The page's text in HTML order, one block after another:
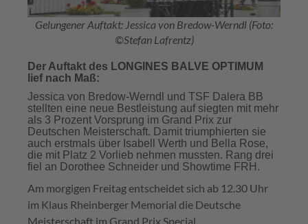
Gelungener Auftakt: Jessica von Bredow-Werndl (Foto:
©Stefan Lafrentz)
Der Auftakt des LONGINES BALVE OPTIMUM
lief nach Maß:
Jessica von Bredow-Werndl und TSF Dalera BB
stellten eine neue Bestleistung auf siegten mit mehr
als 3 Prozent Vorsprung im Grand Prix zur
Deutschen Meisterschaft. Damit triumphierten sie
auch erstmals über Isabell Werth und Bella Rose,
die mit Platz 2 Vorlieb nehmen mussten. Rang drei
fiel an Dorothee Schneider und Showtime FRH.
Am morgigen Freitag entscheidet sich ab 12.30 Uhr
im Klaus Rheinberger Memorial die Deutsche
Meisterschaft im Grand Prix Special.